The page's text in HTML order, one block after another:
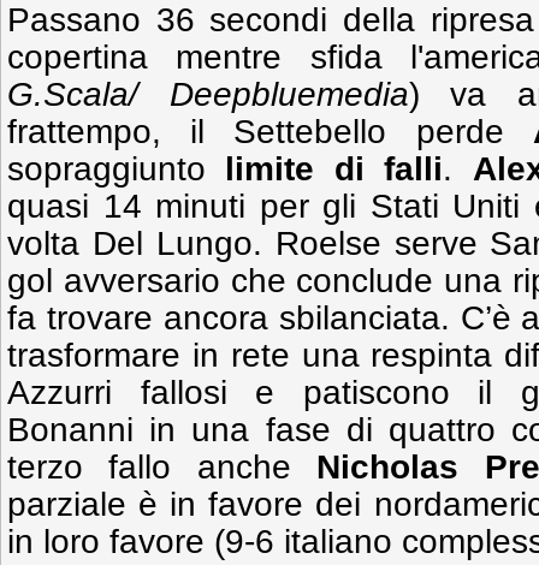
Passano 36 secondi della
copertina mentre sfida
G.Scala/ Deepbluemedia) va
frattempo, il Settebello perde
sopraggiunto limite di falli.
quasi 14 minuti per gli Stati Uniti
volta Del Lungo. Roelse serve
gol avversario che conclude una
fa trovare ancora sbilanciata. C’è
trasformare in rete una respinta
Azzurri fallosi e patiscono il
Bonanni in una fase di quattro
terzo fallo anche Nicholas
parziale è in favore dei
in loro favore (9-6 italiano